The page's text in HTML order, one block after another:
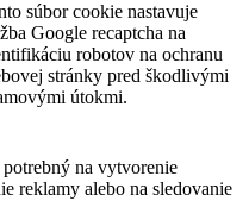
súbor cookie nastavuje
Google recaptcha na
robotov na ochranu
stránky pred škodlivými
útokmi.
na vytvorenie
reklamy alebo na sledovanie